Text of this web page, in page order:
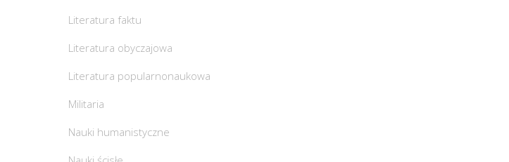
Literatura faktu
Literatura obyczajowa
Literatura popularnonaukowa
Militaria
Nauki humanistyczne